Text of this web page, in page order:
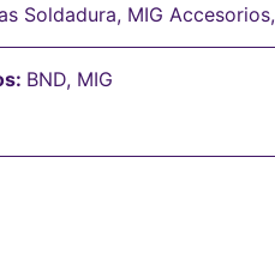
Soldadura, MIG Accesorios,
BND, MIG